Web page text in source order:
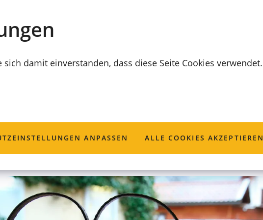
damit einverstanden, dass diese Seite Cookies verwendet.
ANPASSEN ALLE COOKIES AKZEPTIEREN